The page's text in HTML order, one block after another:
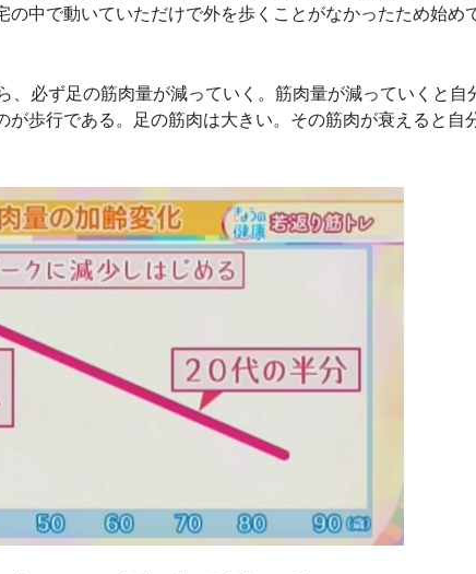
の中で動いていただけで外を歩くことがなかったため始め
、必ず足の筋肉量が減っていく。筋肉量が減っていくと自
歩行である。足の筋肉は大きい。その筋肉が衰えると自